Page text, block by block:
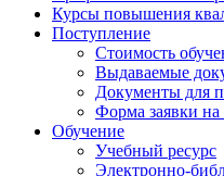
Курсы повышения
Поступление
Стоимость
Выдаваемые
Документы для
Форма заявки на
Обучение
Учебный ресурс
Электронно-